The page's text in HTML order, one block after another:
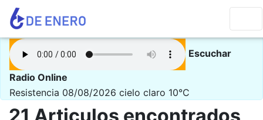
Escuchar
Radio Online
Resistencia 08/08/2026 cielo claro 10°C
21 Articulos encontrados